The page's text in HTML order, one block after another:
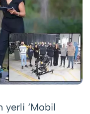
yerli ‘Mobil